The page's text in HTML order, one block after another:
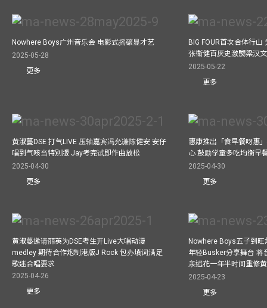
Nowhere Boys广州音乐会 电影式摇磙显才艺
2025-05-28
更多
BIG FOUR首次合体行
张衞健百厌史激嬲梁汉
2025-05-22
更多
黄淑蔓DSE 打气LIVE 压轴嘉宾冯允谦陈健安 安仔
唱到气咳当特別版 Jay考完试即作曲放松
2025-04-30
更多
惠康推出「食早餐呀惠
心 鼓励学童多吃均衡早
2025-04-30
更多
黄淑蔓邀请丽英为DSE考生开Live大唱动漫
medley 期待合作炮制港版J Rock 包办填词满足
歌迷合唱要求
2025-04-26
更多
Nowhere Boys五子到
年轻Busker分享舞台 将
亲述花一年半时间重修
2025-04-23
更多